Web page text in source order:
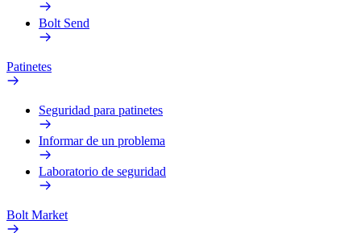
Bolt Send
Patinetes
Seguridad para patinetes
Informar de un problema
Laboratorio de seguridad
Bolt Market